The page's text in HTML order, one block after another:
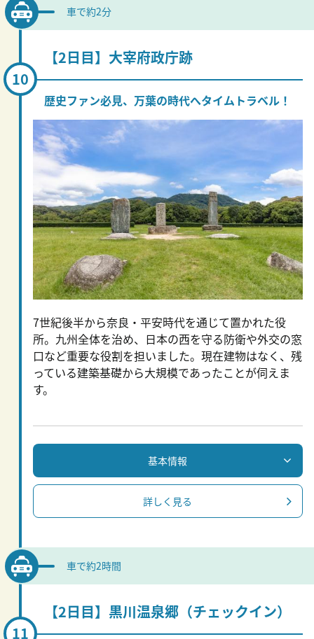
車で約2分
【2日目】大宰府政庁跡
歴史ファン必見、万葉の時代へタイムトラベル！
7世紀後半から奈良・平安時代を通じて置かれた役
所。九州全体を治め、日本の西を守る防衛や外交の窓
口など重要な役割を担いました。現在建物はなく、残
っている建築基礎から大規模であったことが伺えま
す。
基本情報
詳しく見る
車で約2時間
【2日目】黒川温泉郷（チェックイン）